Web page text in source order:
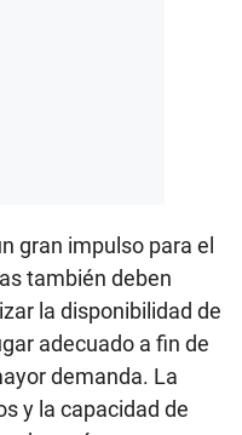
gran impulso para el
también deben
la disponibilidad de
adecuado a fin de
demanda. La
y la capacidad de